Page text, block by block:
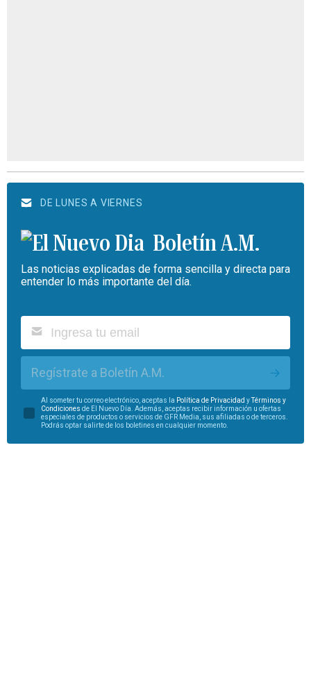
DE LUNES A VIERNES
Boletín A.M.
Las noticias explicadas de forma sencilla y directa para
entender lo más importante del día.
Regístrate a Boletín A.M.
Al someter tu correo electrónico, aceptas la Política de Privacidad yTérminos y
Condiciones de El Nuevo Día. Además, aceptas recibir información u ofertas
especiales de productos o servicios de GFR Media, sus afiliadas o de terceros.
Podrás optar salirte de los boletines en cualquier momento.